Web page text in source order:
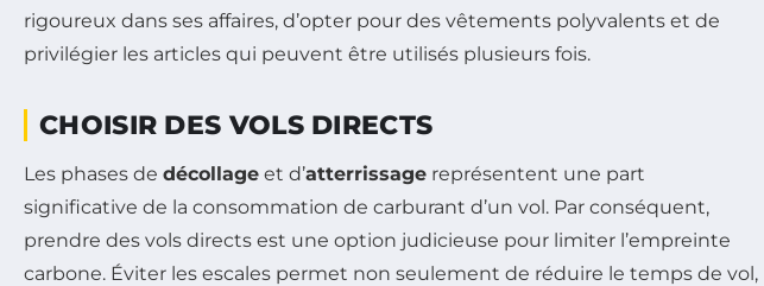
rigoureux dans ses affaires, d’opter pour des vêtements polyvalents et de
privilégier les articles qui peuvent être utilisés plusieurs fois.
CHOISIR DES VOLS DIRECTS
Les phases de décollage et d’atterrissage représentent une part
significative de la consommation de carburant d’un vol. Par conséquent,
prendre des vols directs est une option judicieuse pour limiter l’empreinte
carbone. Éviter les escales permet non seulement de réduire le temps de vol,